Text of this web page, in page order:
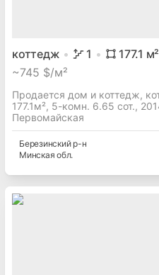
коттедж 1 177.1 м²
~745 $/м²
Продается дом и коттедж,
177.1м², 5-комн. 6.65 сот.,
Первомайская
Березинскийр-н
Минская обл.